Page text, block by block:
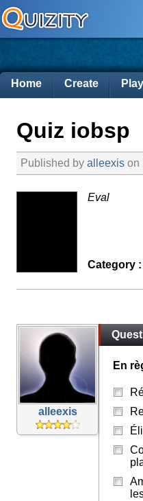
Home Create Play
Quiz iobsp
Published by alleexis on
Eval
Category :
alleexis
En